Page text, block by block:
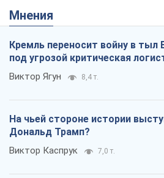
Мнения
Кремль переносит войну в тыл
под угрозой критическая
Виктор Ягун 8,4 т.
На чьей стороне истории
Дональд Трамп?
Виктор Каспрук 7,0 т.